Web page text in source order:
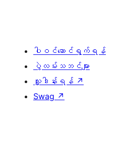
ပါဝင်ဆောင်ရွက်ရန်
ပွဲလမ်းသဘင်များ
လှူဒါန်းရန် ↗
Swag ↗